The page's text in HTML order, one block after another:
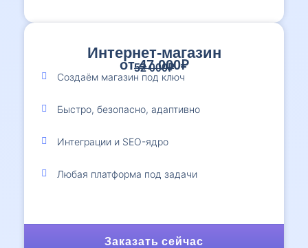
Интернет-магазин
от 47 000₽
52 000₽
Создаём магазин под ключ
Быстро, безопасно, адаптивно
Интеграции и SEO-ядро
Любая платформа под задачи
Заказать сейчас